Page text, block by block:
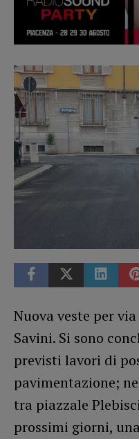
Nuova veste per
Savini. Si sono
previsti lavori di
pavimentazione;
tra piazzale
prossimi giorni,